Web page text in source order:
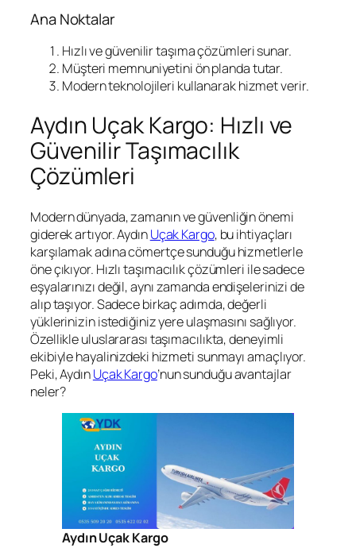
Ana Noktalar
Hızlı ve güvenilir taşıma çözümleri sunar.
Müşteri memnuniyetini ön planda tutar.
Modern teknolojileri kullanarak hizmet verir.
Aydın Uçak Kargo: Hızlı ve
Güvenilir Taşımacılık
Çözümleri
Modern dünyada, zamanın ve güvenliğin önemi
giderek artıyor. AydınUçak Kargo, bu ihtiyaçları
karşılamak adına cömertçe sunduğu hizmetlerle
öne çıkıyor. Hızlı taşımacılık çözümleri ile sadece
eşyalarınızı değil, aynı zamanda endişelerinizi de
alıp taşıyor. Sadece birkaç adımda, değerli
yüklerinizin istediğiniz yere ulaşmasını sağlıyor.
Özellikle uluslararası taşımacılıkta, deneyimli
ekibiyle hayalinizdeki hizmeti sunmayı amaçlıyor.
Peki, AydınUçak Kargo’nun sunduğu avantajlar
neler?
Aydın Uçak Kargo